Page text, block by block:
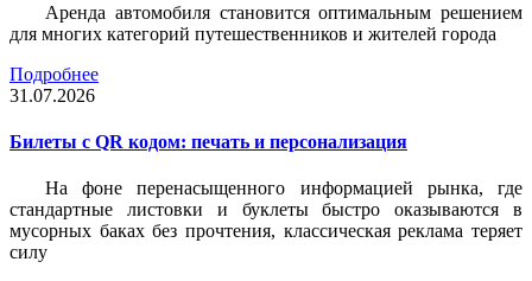
Аренда автомобиля становится оптимальным решением
для многих категорий путешественников и жителей города
Подробнее
31.07.2026
Билеты c QR кодом: печать и персонализация
На фоне перенасыщенного информацией рынка, где
стандартные листовки и буклеты быстро оказываются в
мусорных баках без прочтения, классическая реклама теряет
силу